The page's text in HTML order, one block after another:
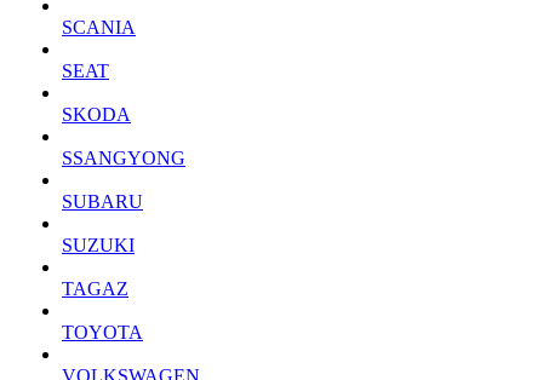
SCANIA
SEAT
SKODA
SSANGYONG
SUBARU
SUZUKI
TAGAZ
TOYOTA
VOLKSWAGEN